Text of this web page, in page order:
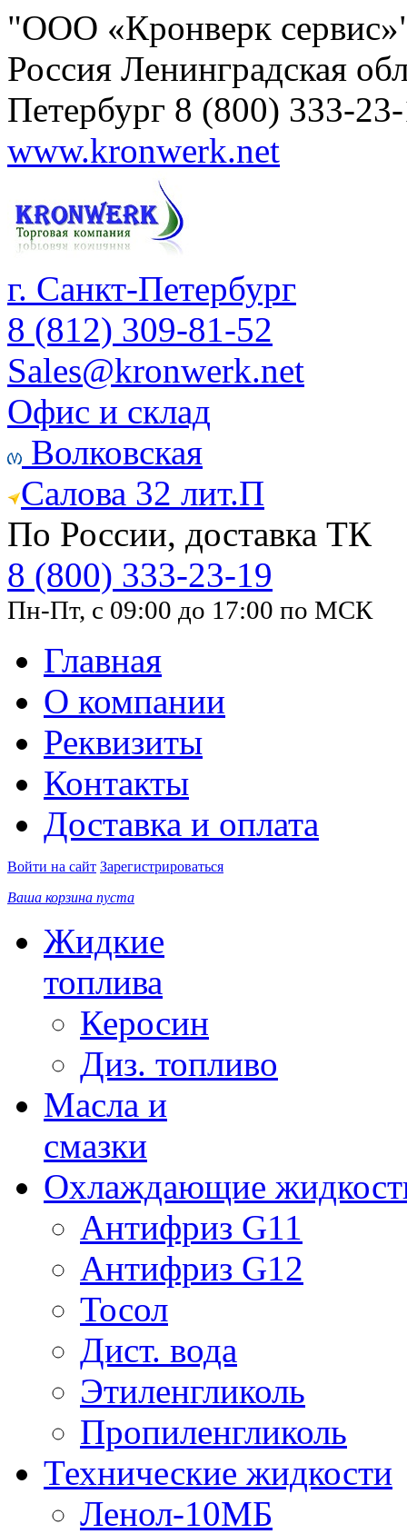
"ООО «Кронверк
Россия Ленинградская
Петербург 8 (800) 333-
www.kronwerk.net
г. Санкт-Петербург
8 (812) 309-81-52
Sales@kronwerk.net
Офис и склад
Волковская
Салова 32 лит.П
По России, доставка ТК
8 (800) 333-23-19
Пн-Пт, с 09:00 до 17:00 по МСК
Главная
О компании
Реквизиты
Контакты
Доставка и оплата
Войти на сайт Зарегистрироваться
Ваша корзина пуста
Жидкие
топлива
Керосин
Диз. топливо
Масла и
смазки
Охлаждающие
Антифриз G11
Антифриз G12
Тосол
Дист. вода
Этиленгликоль
Пропиленгликоль
Технические жидкости
Ленол-10МБ